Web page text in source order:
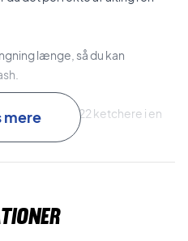
længe, så du kan
til cirka 20-22 ketchere i en
mere